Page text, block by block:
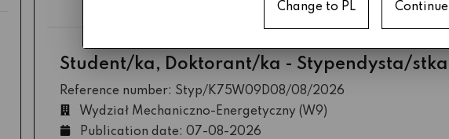
Student/ka, Doktorant/ka - Stypendysta/stka
Reference number: Styp/K75W09D08/08/2026
Wydział Mechaniczno-Energetyczny (W9)
Publication date: 07-08-2026
Change to PL Continue